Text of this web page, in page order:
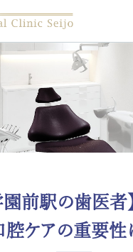
園前駅の歯医者
腔ケアの重要性